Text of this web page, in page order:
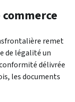
remet
de légalité un
délivrée
les documents